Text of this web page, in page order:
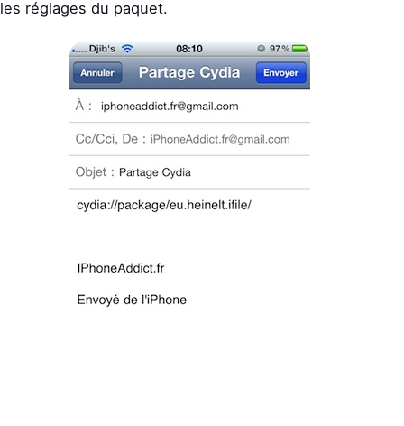
les réglages du paquet.